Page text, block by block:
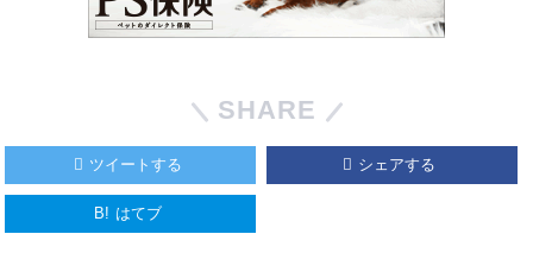
SHARE
ツイートする シェアする
B! はてブ